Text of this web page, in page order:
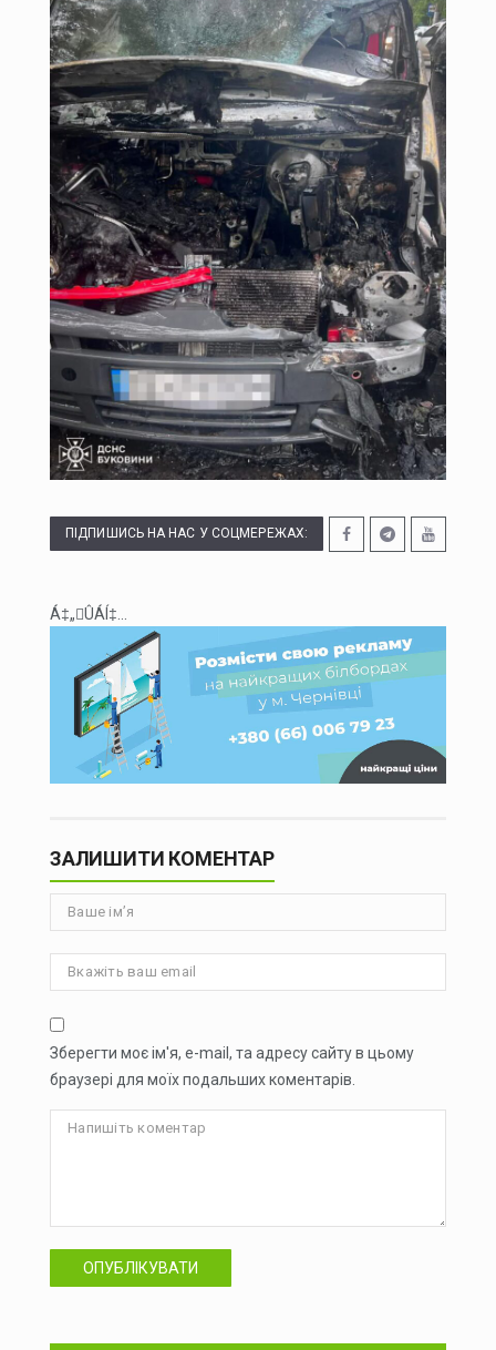
Зеленський доручив підготувати спеціальну санкційну операцію проти рф
У липні буковинська «швидка» понад тисячу разів виїжджала на виклики у громадських місцях через спеку
Президент офіційно встановив День військ зв'язку та кібербезпеки ЗСУ
У Чернівцях п'яний водій Mercedes спричинив ДТП: у крові виявили 2,57 проміле алкоголю
У Чернівцях через аварію на Південно-Кільцевій майже на добу відключать воду у низці будинків
ПІДПИШИСЬ НА НАС У СОЦМЕРЕЖАХ:
Á‡„ÛÁÍ‡...
ЗАЛИШИТИ КОМЕНТАР
Зберегти моє ім'я, e-mail, та адресу сайту в цьому
браузері для моїх подальших коментарів.
ОПУБЛІКУВАТИ